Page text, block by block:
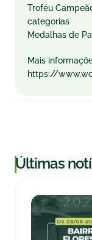
Troféu
categorias
Medalhas de
Mais
https://
|Últimas